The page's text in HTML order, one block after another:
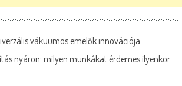
vákuumos emelők innovációja
nyáron: milyen munkákat érdemes ilyenkor